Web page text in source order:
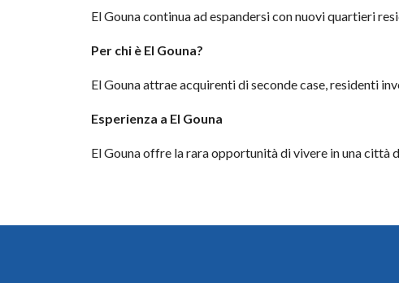
El Gouna continua ad espandersi con nuovi quartieri
Per chi è El Gouna?
El Gouna attrae acquirenti di seconde case, residenti
Esperienza a El Gouna
El Gouna offre la rara opportunità di vivere in una città